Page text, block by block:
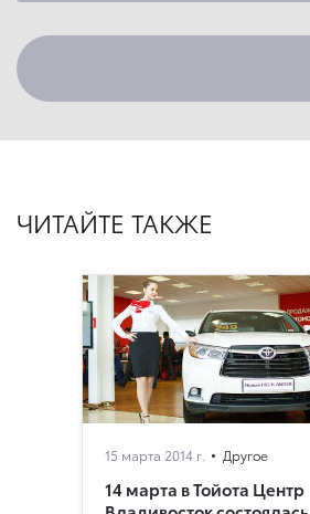
ЧИТАЙТЕ ТАКЖЕ
15 марта 2014 г. Другое
14 марта в Тойота Центр